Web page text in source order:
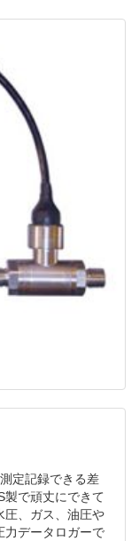
定記録できる差
製で頑丈にできて
圧、ガス、油圧や
力データロガーで